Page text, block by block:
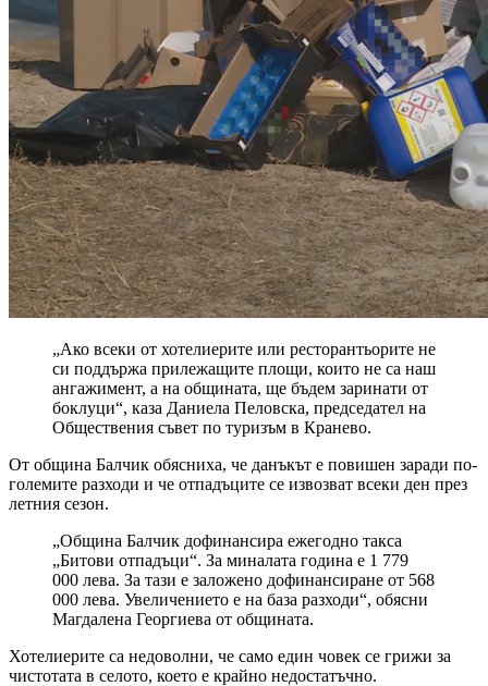
„Ако всеки от хотелиерите или ресторантьорите не
си поддържа прилежащите площи, които не са наш
ангажимент, а на общината, ще бъдем заринати от
боклуци“, каза Даниела Пеловска, председател на
Обществения съвет по туризъм в Кранево.
От община Балчик обясниха, че данъкът е повишен заради по-
големите разходи и че отпадъците се извозват всеки ден през
летния сезон.
„Община Балчик дофинансира ежегодно такса
„Битови отпадъци“. За миналата година е 1 779
000 лева. За тази е заложено дофинансиране от 568
000 лева. Увеличението е на база разходи“, обясни
Магдалена Георгиева от общината.
Хотелиерите са недоволни, че само един човек се грижи за
чистотата в селото, което е крайно недостатъчно.